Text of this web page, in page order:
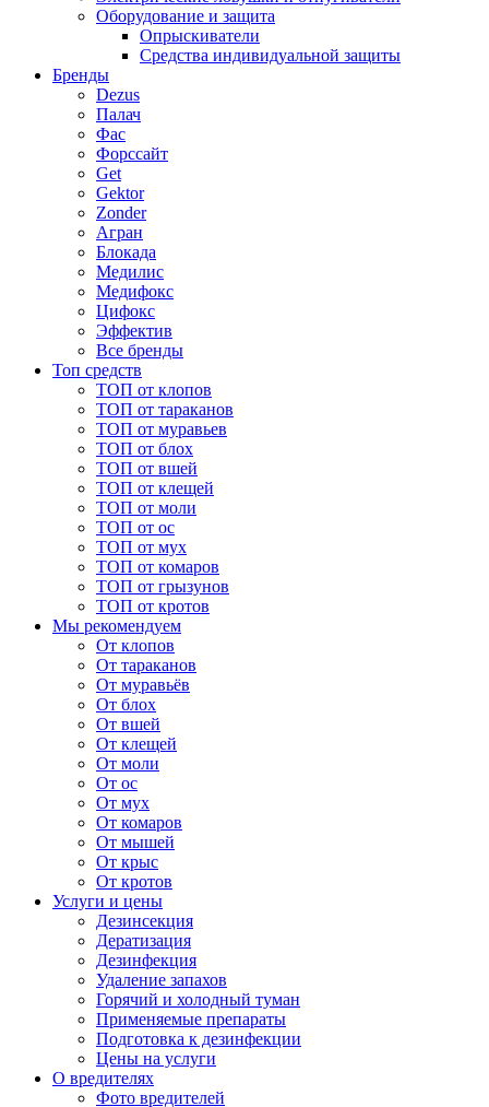
Оборудование и защита
Опрыскиватели
Средства индивидуальной защиты
Бренды
Dezus
Палач
Фас
Форcсайт
Get
Gektor
Zonder
Агран
Блокада
Медилис
Медифокс
Цифокс
Эффектив
Все бренды
Топ средств
ТОП от клопов
ТОП от тараканов
ТОП от муравьев
ТОП от блох
ТОП от вшей
ТОП от клещей
ТОП от моли
ТОП от ос
ТОП от мух
ТОП от комаров
ТОП от грызунов
ТОП от кротов
Мы рекомендуем
От клопов
От тараканов
От муравьёв
От блох
От вшей
От клещей
От моли
От ос
От мух
От комаров
От мышей
От крыс
От кротов
Услуги и цены
Дезинсекция
Дератизация
Дезинфекция
Удаление запахов
Горячий и холодный туман
Применяемые препараты
Подготовка к дезинфекции
Цены на услуги
О вредителях
Фото вредителей